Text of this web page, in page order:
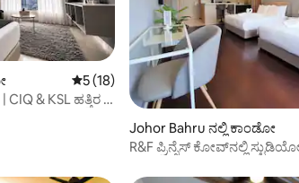
5 ರಲ್ಲಿ 5 ಸರಾಸರಿ ರೇಟಿಂಗ್, 18 ವಿಮರ್ಶೆಗಳು
5 (18)
& KSL ಹತ್ತಿರ |
Johor Bahru ನಲ್ಲಿ ಕಾಂಡೋ
R&F ಪ್ರಿನ್ಸೆಸ್ ಕೋವ್‌ನಲ್ಲಿ